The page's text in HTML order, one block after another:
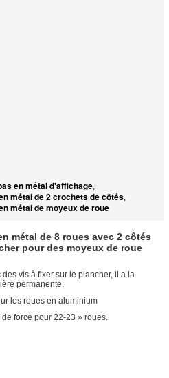
en métal d'affichage,
métal de 2 crochets de côtés,
métal de moyeux de roue
métal de 8 roues avec 2 côtés
pour des moyeux de roue
vis à fixer sur le plancher, il a la
permanente.
les roues en aluminium
force pour 22-23 » roues.